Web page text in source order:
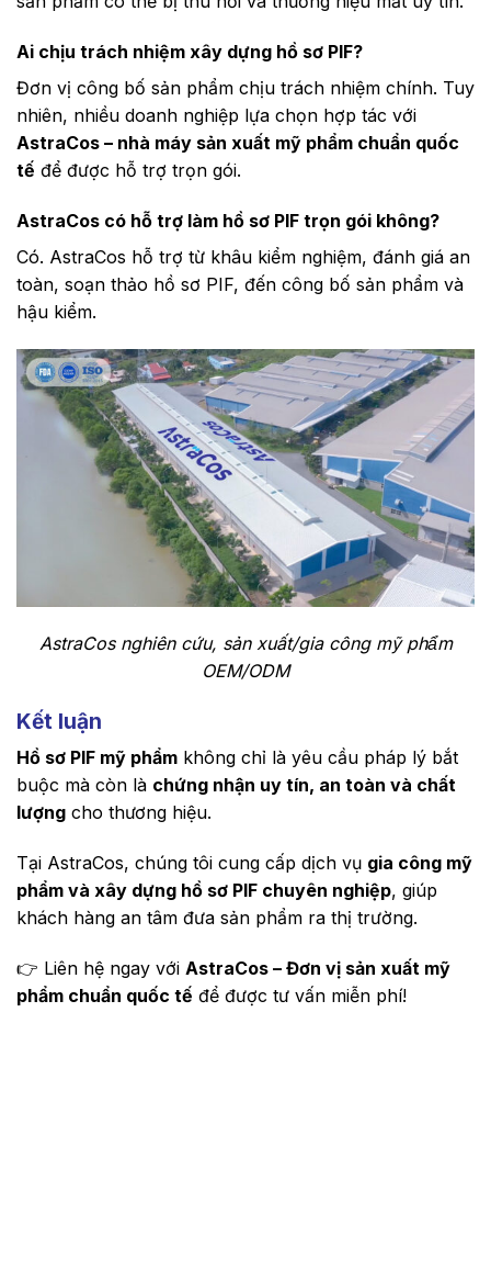
Ai chịu trách nhiệm xây dựng hồ sơ PIF?
Đơn vị công bố sản phẩm chịu trách nhiệm chính. Tuy
nhiên, nhiều doanh nghiệp lựa chọn hợp tác với
AstraCos – nhà máy sản xuất mỹ phẩm chuẩn quốc
tế để được hỗ trợ trọn gói.
AstraCos có hỗ trợ làm hồ sơ PIF trọn gói không?
Có. AstraCos hỗ trợ từ khâu kiểm nghiệm, đánh giá an
toàn, soạn thảo hồ sơ PIF, đến công bố sản phẩm và
hậu kiểm.
AstraCos nghiên cứu, sản xuất/gia công mỹ phẩm
OEM/ODM
Kết luận
Hồ sơ PIF mỹ phẩm không chỉ là yêu cầu pháp lý bắt
buộc mà còn là chứng nhận uy tín, an toàn và chất
lượng cho thương hiệu.
Tại AstraCos, chúng tôi cung cấp dịch vụ gia công mỹ
phẩm và xây dựng hồ sơ PIF chuyên nghiệp, giúp
khách hàng an tâm đưa sản phẩm ra thị trường.
👉 Liên hệ ngay với AstraCos – Đơn vị sản xuất mỹ
phẩm chuẩn quốc tế để được tư vấn miễn phí!